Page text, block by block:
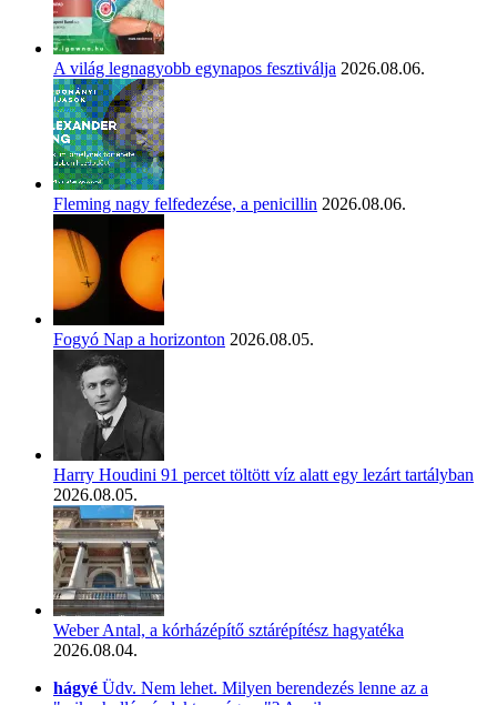
A világ legnagyobb egynapos fesztiválja 2026.08.06.
Fleming nagy felfedezése, a penicillin 2026.08.06.
Fogyó Nap a horizonton 2026.08.05.
Harry Houdini 91 percet töltött víz alatt egy lezárt tartályban
2026.08.05.
Weber Antal, a kórházépítő sztárépítész hagyatéka
2026.08.04.
hágyé Üdv. Nem lehet. Milyen berendezés lenne az a